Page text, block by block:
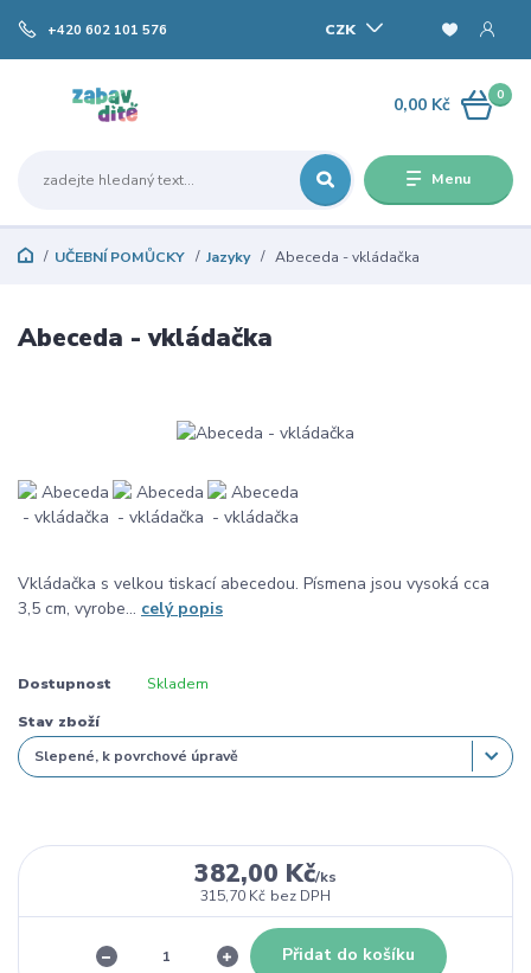
Menu
CZK
+420 602 101 576
0
0,00 Kč
UČEBNÍ POMŮCKY Jazyky Abeceda - vkládačka
Abeceda - vkládačka
Vkládačka s velkou tiskací abecedou. Písmena jsou vysoká cca
3,5 cm, vyrobe... celý popis
Dostupnost Skladem
Stav zboží
382,00 Kč/ks
315,70 Kč bez DPH
Přidat do košíku